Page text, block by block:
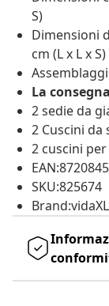
S)
Dimensioni
cm (L x L x S)
La
2 sedie da
2 Cuscini da
2 cuscini
SKU:825674
Brand:vidaXL